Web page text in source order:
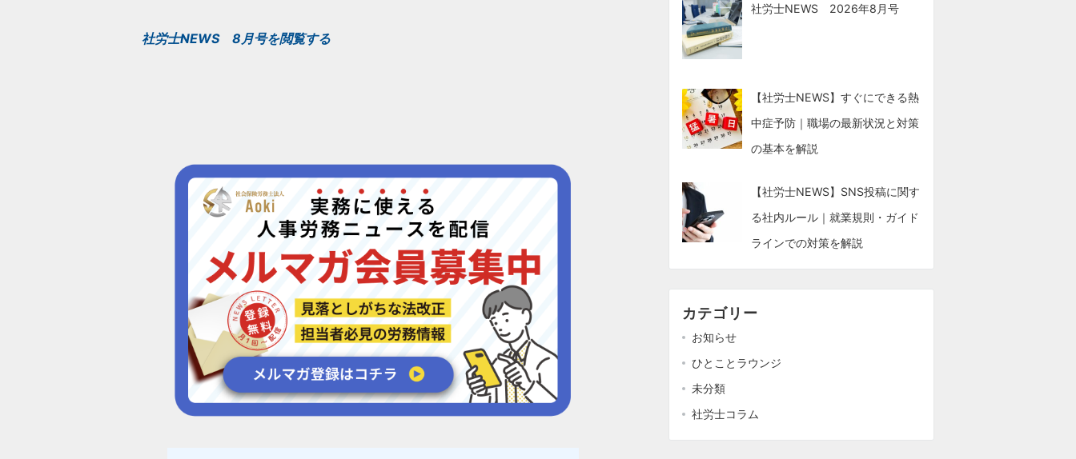
社労士NEWS 8月号を閲覧する
社労士NEWS 2026年8月号
【社労士NEWS】すぐにできる熱
中症予防｜職場の最新状況と対策
の基本を解説
【社労士NEWS】SNS投稿に関す
る社内ルール｜就業規則・ガイド
ラインでの対策を解説
カテゴリー
お知らせ
ひとことラウンジ
未分類
社労士コラム